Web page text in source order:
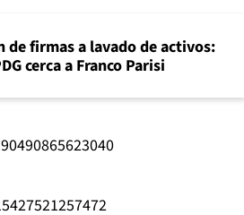
de firmas a lavado de activos:
cerca a Franco Parisi